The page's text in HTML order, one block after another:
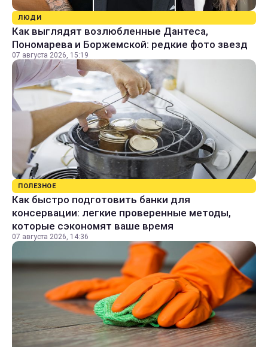
ЛЮДИ
Как выглядят возлюбленные Дантеса,
Пономарева и Боржемской: редкие фото звезд
07 августа 2026, 15:19
ПОЛЕЗНОЕ
Как быстро подготовить банки для
консервации: легкие проверенные методы,
которые сэкономят ваше время
07 августа 2026, 14:36